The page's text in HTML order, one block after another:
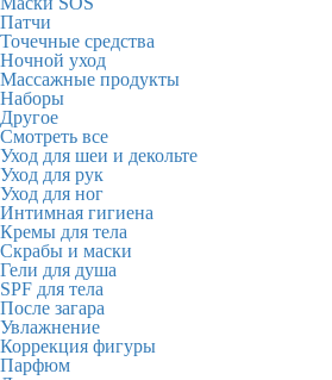
Патчи
Точечные средства
Ночной уход
Массажные продукты
Наборы
Другое
Смотреть все
Уход для шеи и декольте
Уход для рук
Уход для ног
Интимная гигиена
Кремы для тела
Скрабы и маски
Гели для душа
SPF для тела
После загара
Увлажнение
Коррекция фигуры
Парфюм